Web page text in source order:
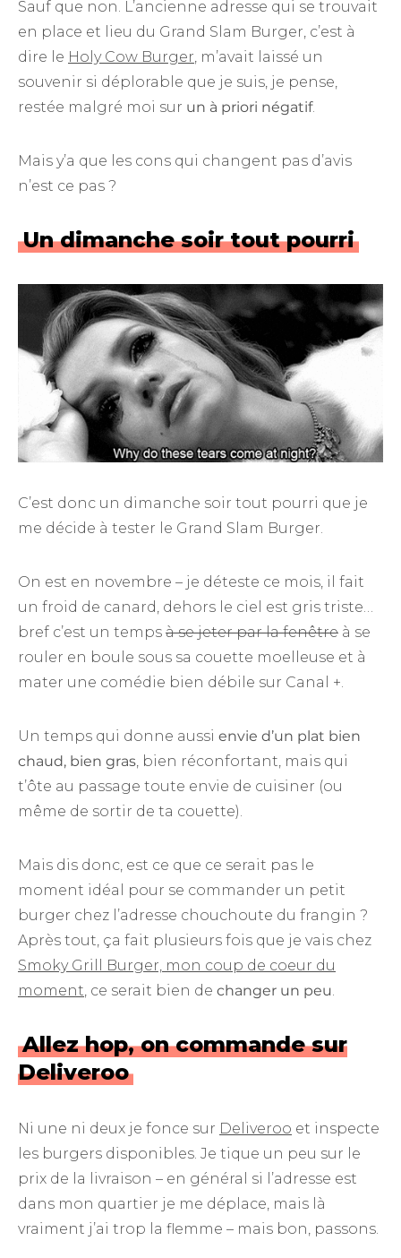
Sauf que non. L’ancienne adresse qui se trouvait
en place et lieu du Grand Slam Burger, c’est à
dire le Holy Cow Burger, m’avait laissé un
souvenir si déplorable que je suis, je pense,
restée malgré moi sur un à priori négatif.
Mais y’a que les cons qui changent pas d’avis
n’est ce pas ?
Un dimanche soir tout pourri
C’est donc un dimanche soir tout pourri que je
me décide à tester le Grand Slam Burger.
On est en novembre – je déteste ce mois, il fait
un froid de canard, dehors le ciel est gris triste…
bref c’est un temps à se jeter par la fenêtre à se
rouler en boule sous sa couette moelleuse et à
mater une comédie bien débile sur Canal +.
Un temps qui donne aussi envie d’un plat bien
chaud, bien gras, bien réconfortant, mais qui
t’ôte au passage toute envie de cuisiner (ou
même de sortir de ta couette).
Mais dis donc, est ce que ce serait pas le
moment idéal pour se commander un petit
burger chez l’adresse chouchoute du frangin ?
Après tout, ça fait plusieurs fois que je vais chez
Smoky Grill Burger, mon coup de coeur du
moment, ce serait bien de changer un peu.
Allez hop, on commande sur
Deliveroo
Ni une ni deux je fonce sur Deliveroo et inspecte
les burgers disponibles. Je tique un peu sur le
prix de la livraison – en général si l’adresse est
dans mon quartier je me déplace, mais là
vraiment j’ai trop la flemme – mais bon, passons.